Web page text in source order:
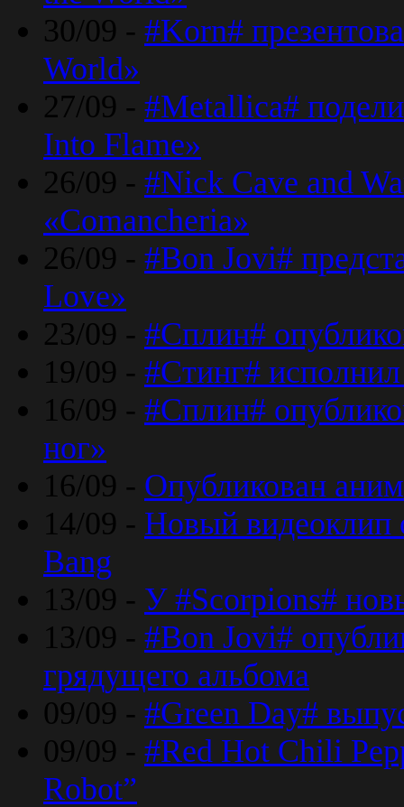
30/09 - #Korn#
World»
27/09 - #Metallica#
Into Flame»
26/09 - #Nick Cave and
«Comancheria»
26/09 - #Bon Jovi#
Love»
23/09 - #Сплин#
19/09 - #Стинг#
16/09 - #Сплин#
ног»
16/09 - Опубликован
14/09 - Новый видеоклип
Bang
13/09 - У #Scorpions#
13/09 - #Bon Jovi#
грядущего альбома
09/09 - #Green Day#
09/09 - #Red Hot Chili
Robot”